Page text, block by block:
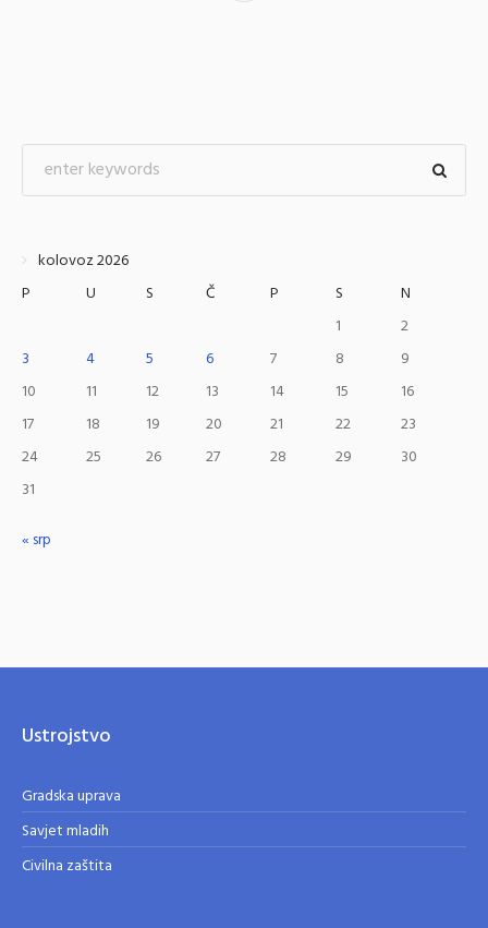
kolovoz 2026
P
U S Č P S
N
1
2
3
4 5 6 7 8
9
10
11 12 13 14 15
16
17
18 19 20 21 22
23
24
25 26 27 28 29
30
31
« srp
Ustrojstvo
Gradska uprava
Savjet mladih
Civilna zaštita